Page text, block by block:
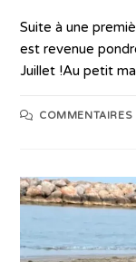
Suite à une
est revenue
Juillet !Au petit
COMMENTAIRES